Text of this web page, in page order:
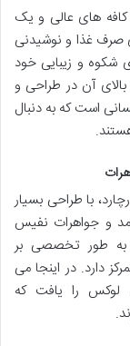
کافه های عالی و یک
صرف غذا و نوشیدنی
شکوه و زیبایی خود
آن در طراحی و
است که به دنبال
با طراحی بسیار
و جواهرات نفیس
به طور تخصصی بر
دارد. در اینجا می
لوکس را یافت که